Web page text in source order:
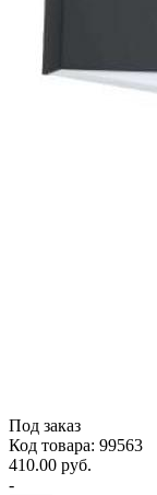
Под заказ
Код товара: 99563
410.00 руб.
-